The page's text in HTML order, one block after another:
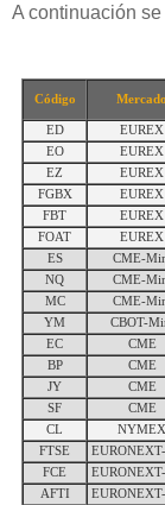
A continuación
Código Mercado
ED
EUREX
EO
EUREX
EZ
EUREX
FGBX
EUREX
FBT
EUREX
FOAT
EUREX
ES
CME-
NQ
CME-
MC
CME-
YM
CBOT-
EC
CME
BP
CME
JY
CME
SF
CME
CL
NYMEX
FTSE
FCE
AFTI